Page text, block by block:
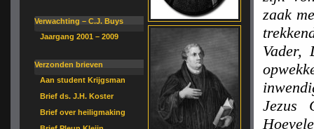
Verwachting – C.J. Buys
Jaargang 2001 – 2009
Verzonden brieven
Aan student Krijgsman
Brief ds. J.H. Koster
Brief over heiligmaking
zaak
Vader,
Jezus